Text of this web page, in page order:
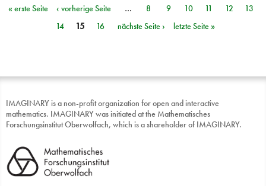
Seiten
« erste Seite ‹ vorherige Seite … 8 9 10 11 12
13
14
15 16 nächste Seite › letzte Seite »
IMAGINARY is a non-profit organization for open and interactive
mathematics. IMAGINARY was initiated at the Mathematisches
Forschungsinstitut Oberwolfach, which is a shareholder of IMAGINARY.